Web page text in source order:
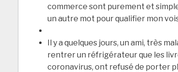
commerce sont purement et
un autre mot pour qualifier mon
Il y a quelques jours, un ami, très
rentrer un réfrigérateur que les
coronavirus, ont refusé de porter